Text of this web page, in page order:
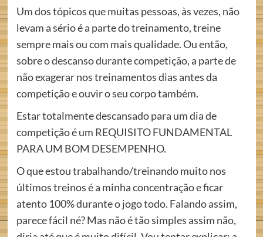
Um dos tópicos que muitas pessoas, às vezes, não
levam a sério é a parte do treinamento, treine
sempre mais ou com mais qualidade. Ou então,
sobre o descanso durante competição, a parte de
não exagerar nos treinamentos dias antes da
competição e ouvir o seu corpo também.
Estar totalmente descansado para um dia de
competição é um REQUISITO FUNDAMENTAL
PARA UM BOM DESEMPENHO.
O que estou trabalhando/treinando muito nos
últimos treinos é a minha concentração e ficar
atento 100% durante o jogo todo. Falando assim,
parece fácil né? Mas não é tão simples assim não,